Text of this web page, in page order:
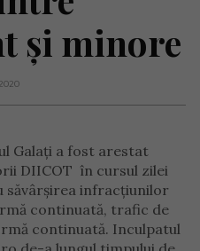
și minore
Galați a fost arestat
DIICOT în cursul zilei
săvârșirea infracțiunilor
continuată, trafic de
continuată. Inculpatul